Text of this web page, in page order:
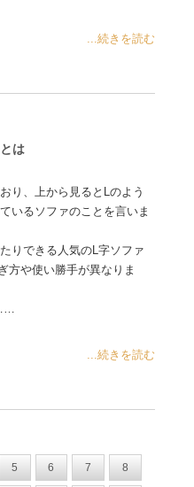
...続きを読む
は
り、上から見るとLのよう
いるソファのことを言いま
りできる人気のL字ソファ
方や使い勝手が異なりま
...続きを読む
5 6 7 8